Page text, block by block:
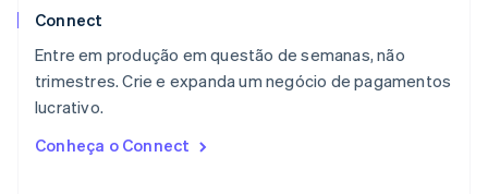
Connect
Entre em produção em questão de semanas, não
trimestres. Crie e expanda um negócio de pagamentos
lucrativo.
Conheça o Connect
Noruega
Nova Zelândia
English
Países Baixos
Polônia